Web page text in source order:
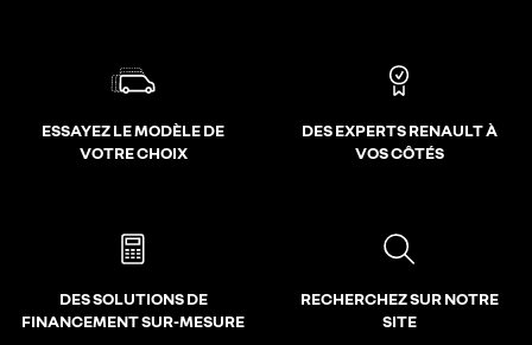
ESSAYEZ LE MODÈLE DE
VOTRE CHOIX
DES EXPERTS RENAULT À
VOS CÔTÉS
DES SOLUTIONS DE
FINANCEMENT SUR-MESURE
RECHERCHEZ SUR NOTRE
SITE